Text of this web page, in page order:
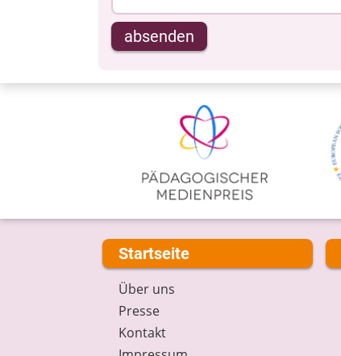
absenden
Startseite
Über uns
Presse
Kontakt